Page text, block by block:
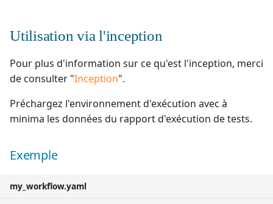
Utilisation via l'inception
Pour plus d'information sur ce qu'est l'inception, merci
de consulter "Inception".
Préchargez l'environnement d'exécution avec à
minima les données du rapport d'exécution de tests.
Exemple
my_workflow.yaml